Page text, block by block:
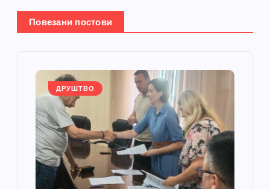
Повезани постови
ДРУШТВО